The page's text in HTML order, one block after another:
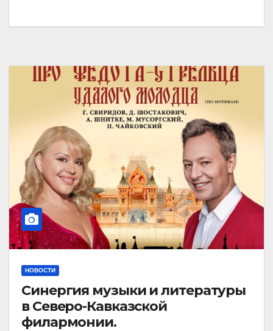
НОВОСТИ
Синергия музыки и литературы
в Северо-Кавказской
филармонии.